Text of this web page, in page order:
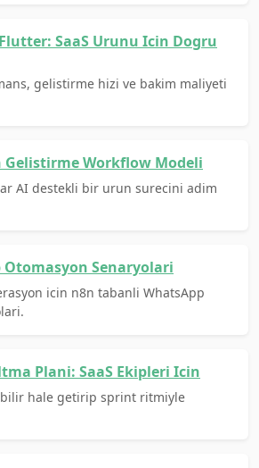
SaaS Urunu Icin Dogru
gelistirme hizi ve bakim maliyeti
Gelistirme Workflow Modeli
AI destekli bir urun surecini adim
Otomasyon Senaryolari
icin n8n tabanli WhatsApp
Plani: SaaS Ekipleri Icin
hale getirip sprint ritmiyle